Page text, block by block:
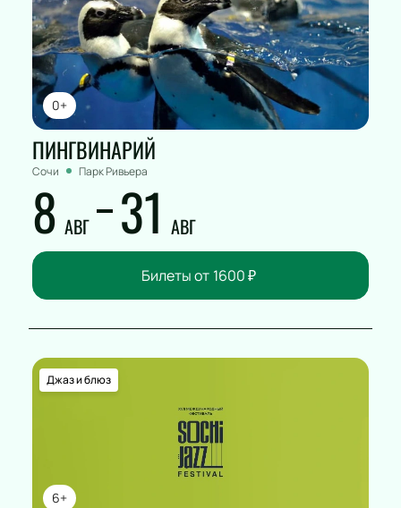
0+
ПИНГВИНАРИЙ
Сочи Парк Ривьера
8 АВГ 31 АВГ
Билеты от 1600₽
6+
Джаз и блюз